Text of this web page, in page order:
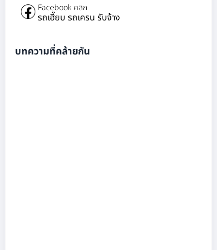
Facebook คลิก
รถเฮี๊ยบ รถเครน รับจ้าง
บทความที่คล้ายกัน